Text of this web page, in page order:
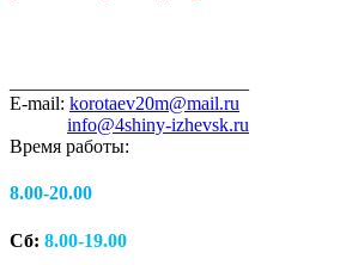
E-mail: korotaev20m@mail.ru
info@4shiny-izhevsk.ru
Время работы:
8.00-20.00
Сб: 8.00-19.00